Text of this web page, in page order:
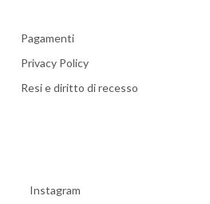
Pagamenti
Privacy Policy
Resi e diritto di recesso
Instagram